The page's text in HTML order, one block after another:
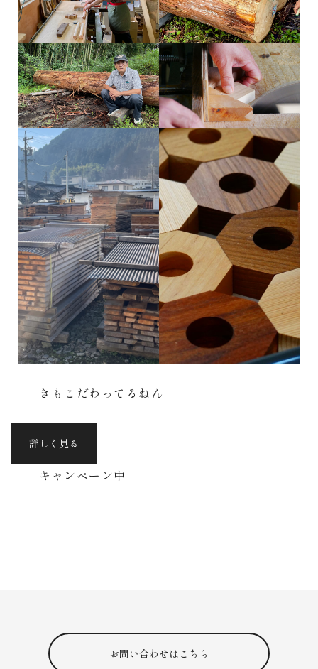
きもこだわってるねん
詳しく見る
キャンペーン中
お問い合わせはこちら